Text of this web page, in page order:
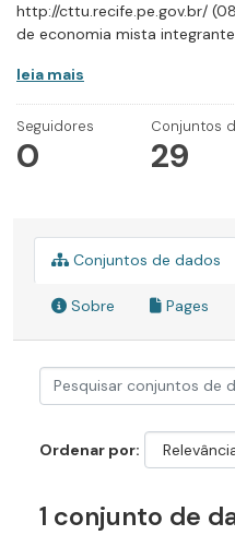
http://cttu.recife.pe.gov.br/
de economia mista
leia mais
Seguidores
0
Conjuntos
29
Conjuntos de dados
Sobre Pages
Ordenar por
1 conjunto de